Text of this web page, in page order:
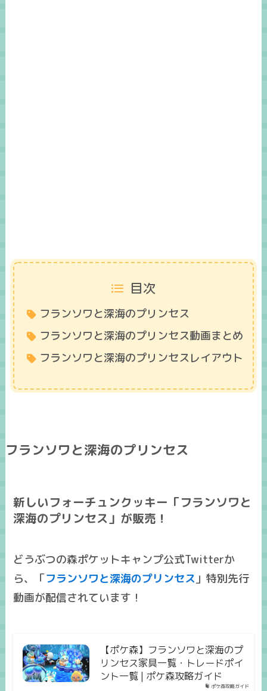
目次
フランソワと深海のプリンセス
フランソワと深海のプリンセス動画まとめ
フランソワと深海のプリンセスレイアウト
フランソワと深海のプリンセス
新しいフォーチュンクッキー「フランソワと
深海のプリンセス」が販売！
どうぶつの森ポケットキャンプ公式Twitterか
ら、「フランソワと深海のプリンセス 」特別先行
動画が配信されています！
ポケ森攻略ガイド
【ポケ森】フランソワと深海のプ
リンセス家具一覧・トレードポイ
ント一覧 | ポケ森攻略ガイド